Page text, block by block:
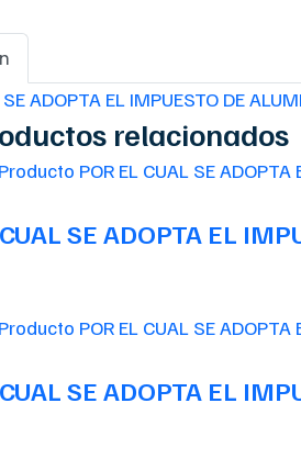
SE ADOPTA EL IMPUESTO DE
relacionados
SE ADOPTA EL
SE ADOPTA EL